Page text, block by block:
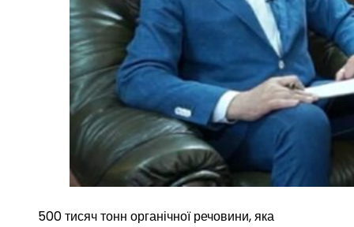
500 тисяч тонн органічної речовини, яка